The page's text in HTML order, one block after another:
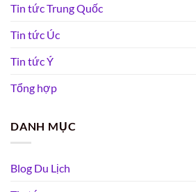
Tin tức Trung Quốc
Tin tức Úc
Tin tức Ý
Tổng hợp
DANH MỤC
Blog Du Lịch